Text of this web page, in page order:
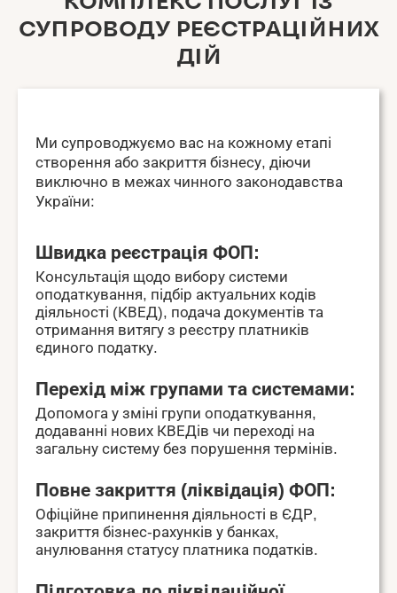
СУПРОВОДУ РЕЄСТРАЦІЙНИХ
ДІЙ
Ми супроводжуємо вас на кожному етапі
створення або закриття бізнесу, діючи
виключно в межах чинного законодавства
України:
Швидка реєстрація ФОП:
Консультація щодо вибору системи
оподаткування, підбір актуальних кодів
діяльності (КВЕД), подача документів та
отримання витягу з реєстру платників
єдиного податку.
Перехід між групами та системами:
Допомога у зміні групи оподаткування,
додаванні нових КВЕДів чи переході на
загальну систему без порушення термінів.
Повне закриття (ліквідація) ФОП:
Офіційне припинення діяльності в ЄДР,
закриття бізнес-рахунків у банках,
анулювання статусу платника податків.